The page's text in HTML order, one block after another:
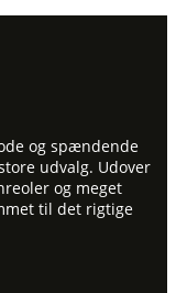
og spændende
udvalg. Udover
og meget
til det rigtige